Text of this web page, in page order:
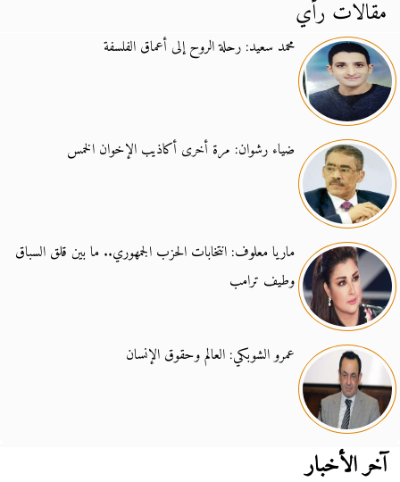
مقالات رأي
محمد سعيد: رحلة الروح إلى أعماق الفلسفة
ضياء رشوان: مرة أخرى أكاذيب الإخوان الخمس
ماريا معلوف: انتخابات الحزب الجمهوري.. ما بين قلق السباق
وطيف ترامب
عمرو الشوبكي: العالم وحقوق الإنسان
آخر الأخبار